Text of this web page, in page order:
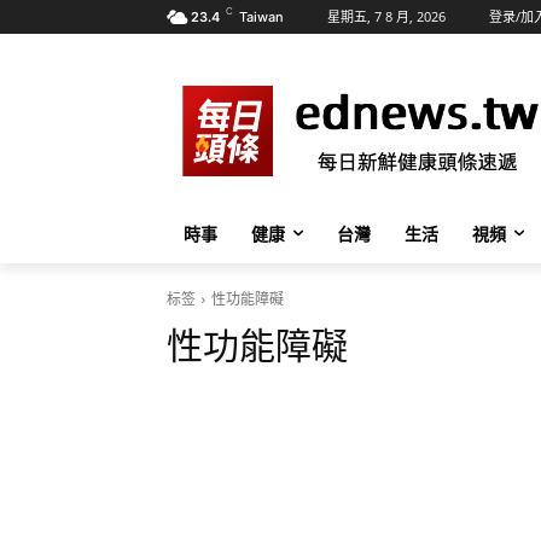
23.4 C Taiwan 星期五, 7 8 月, 2026 登录/加
時事 健康 台灣 生活 視頻
标签 性功能障礙
性功能障礙